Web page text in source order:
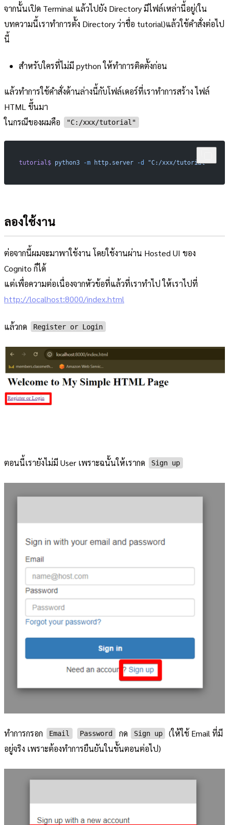
จากนั้นเปิด Terminal แล้วไปยัง Directory มีไฟล์เหล่านี้อยู่(ใน
บทความนี้เราทำการตั้ง Directory ว่าชื่อ tutorial)แล้วใช้คำสั่งต่อไป
นี้
สำหรับใครที่ไม่มี python ให้ทำการติดตั้งก่อน
แล้วทำการใช้คำสั่งด้านล่างนี้กับโฟล์เดอร์ที่เราทำการสร้าง ไฟล์
HTML ขึ้นมา
ในกรณีของผมคือ
"C:/xxx/tutorial"
tutorial$ python3 -m http.server -d "C:/xxx/tutorial"
ลองใช้งาน
ต่อจากนี้ผมจะมาพาใช้งาน โดยใช้งานผ่าน Hosted UI ของ
Cognito ก็ได้
แต่เพื่อความต่อเนื่องจากหัวข้อที่แล้วที่เราทำไป ให้เราไปที่
http://localhost:8000/index.html
แล้วกด Register or Login
ตอนนี้เรายังไม่มี User เพราะฉนั้นให้เรากด Sign up
ทำการกรอก Email Password กด Sign up
(ให้ใช้ Email ที่มี
อยู่จริง เพราะต้องทำการยืนยันในขั้นตอนต่อไป)